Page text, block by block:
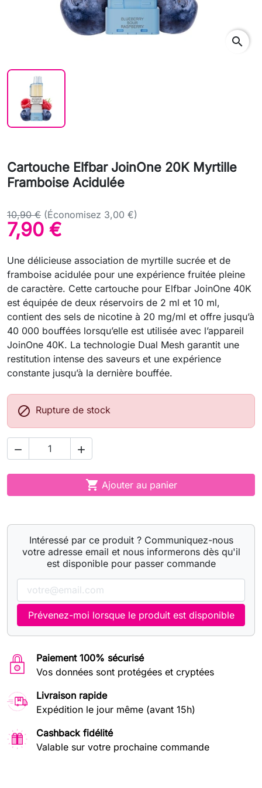
search
Cartouche Elfbar JoinOne 20K Myrtille
Framboise Acidulée
10,90 € (Économisez 3,00 €)
7,90 €
Une délicieuse association de myrtille sucrée et de
framboise acidulée pour une expérience fruitée pleine
de caractère. Cette cartouche pour Elfbar JoinOne 40K
est équipée de deux réservoirs de 2 ml et 10 ml,
contient des sels de nicotine à 20 mg/ml et offre jusqu’à
40 000 bouffées lorsqu’elle est utilisée avec l’appareil
JoinOne 40K. La technologie Dual Mesh garantit une
restitution intense des saveurs et une expérience
constante jusqu’à la dernière bouffée.
 Rupture de stock
 
 Ajouter au panier
Intéressé par ce produit ? Communiquez-nous
votre adresse email et nous informerons dès qu'il
est disponible pour passer commande
Prévenez-moi lorsque le produit est disponible
Paiement 100% sécurisé
Vos données sont protégées et cryptées
Livraison rapide
Expédition le jour même (avant 15h)
Cashback fidélité
Valable sur votre prochaine commande